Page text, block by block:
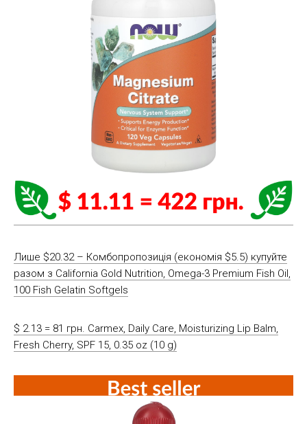
Лише $20.32 – Комбопропозиція (економія $5.5) купуйте
разом з California Gold Nutrition, Omega-3 Premium Fish Oil,
100 Fish Gelatin Softgels
$ 2.13 = 81 грн. Carmex, Daily Care, Moisturizing Lip Balm,
Fresh Cherry, SPF 15, 0.35 oz (10 g)